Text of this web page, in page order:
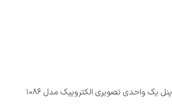
پنل یک واحدی تصویری الکتروپیک مدل ۱۰۸۶